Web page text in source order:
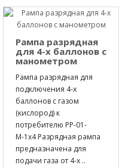
Рампа разрядная
для 4-х баллонов с
манометром
Рампа разрядная для
подключения 4-х
баллонов с газом
(кислород) к
потребителю РР-01-
М-1х4 Разрядная рампа
предназначена для
подачи газа от 4-х ..